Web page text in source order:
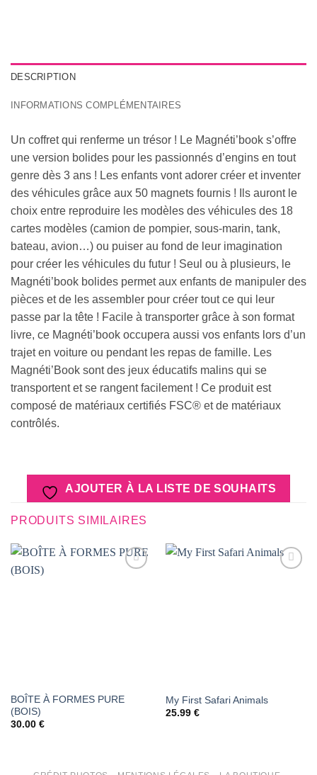
DESCRIPTION
INFORMATIONS COMPLÉMENTAIRES
Un coffret qui renferme un trésor ! Le Magnéti’book s’offre
une version bolides pour les passionnés d’engins en tout
genre dès 3 ans ! Les enfants vont adorer créer et inventer
des véhicules grâce aux 50 magnets fournis ! Ils auront le
choix entre reproduire les modèles des véhicules des 18
cartes modèles (camion de pompier, sous-marin, tank,
bateau, avion…) ou puiser au fond de leur imagination
pour créer les véhicules du futur ! Seul ou à plusieurs, le
Magnéti’book bolides permet aux enfants de manipuler des
pièces et de les assembler pour créer tout ce qui leur
passe par la tête ! Facile à transporter grâce à son format
livre, ce Magnéti’book occupera aussi vos enfants lors d’un
trajet en voiture ou pendant les repas de famille. Les
Magnéti’Book sont des jeux éducatifs malins qui se
transportent et se rangent facilement ! Ce produit est
composé de matériaux certifiés FSC® et de matériaux
contrôlés.
AJOUTER À LA LISTE DE SOUHAITS
PRODUITS SIMILAIRES
BOÎTE À FORMES PURE
(BOIS)
30.00 €
My First Safari Animals
25.99 €